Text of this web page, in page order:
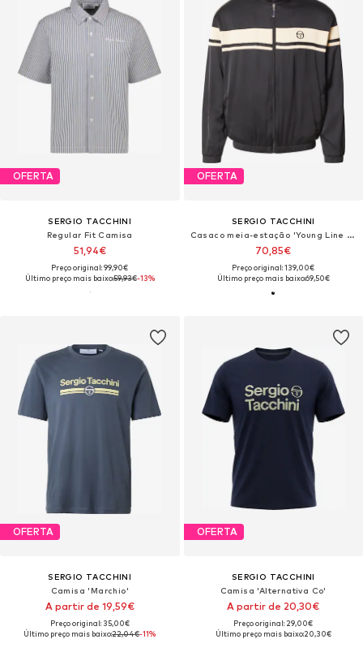
OFERTA
SERGIO TACCHINI
Regular Fit Camisa
51,94€
Preço original: 99,90€
Último preço mais baixo:59,93€-13%
OFERTA
SERGIO TACCHINI
Casaco meia-estação 'Young Line Rayon'
70,85€
Preço original: 139,00€
Último preço mais baixo:69,50€
OFERTA
SERGIO TACCHINI
Camisa 'Marchio'
A partir de 19,59€
Preço original: 35,00€
Último preço mais baixo:22,04€-11%
OFERTA
SERGIO TACCHINI
Camisa 'Alternativa Co'
A partir de 20,30€
Preço original: 29,00€
Último preço mais baixo:20,30€